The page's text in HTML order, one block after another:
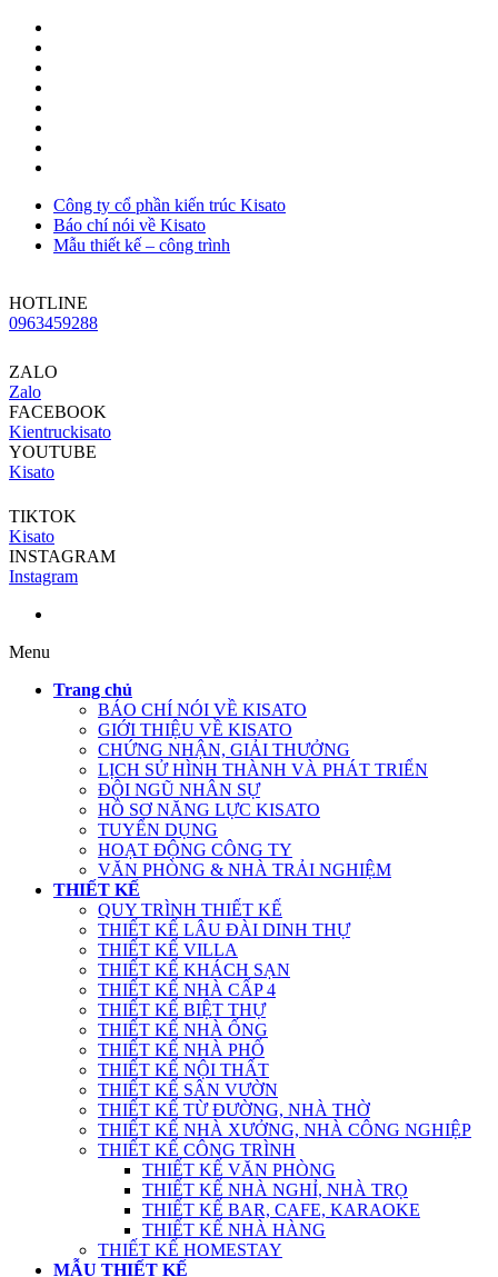
Công ty cổ phần kiến trúc Kisato
Báo chí nói về Kisato
Mẫu thiết kế – công trình
HOTLINE
0963459288
ZALO
Zalo
FACEBOOK
Kientruckisato
YOUTUBE
Kisato
TIKTOK
Kisato
INSTAGRAM
Instagram
Menu
Trang chủ
BÁO CHÍ NÓI VỀ KISATO
GIỚI THIỆU VỀ KISATO
CHỨNG NHẬN, GIẢI THƯỞNG
LỊCH SỬ HÌNH THÀNH VÀ PHÁT TRIỂN
ĐỘI NGŨ NHÂN SỰ
HỒ SƠ NĂNG LỰC KISATO
TUYỂN DỤNG
HOẠT ĐỘNG CÔNG TY
VĂN PHÒNG & NHÀ TRẢI NGHIỆM
THIẾT KẾ
QUY TRÌNH THIẾT KẾ
THIẾT KẾ LÂU ĐÀI DINH THỰ
THIẾT KẾ VILLA
THIẾT KẾ KHÁCH SẠN
THIẾT KẾ NHÀ CẤP 4
THIẾT KẾ BIỆT THỰ
THIẾT KẾ NHÀ ỐNG
THIẾT KẾ NHÀ PHỐ
THIẾT KẾ NỘI THẤT
THIẾT KẾ SÂN VƯỜN
THIẾT KẾ TỪ ĐƯỜNG, NHÀ THỜ
THIẾT KẾ NHÀ XƯỞNG, NHÀ CÔNG NGHIỆP
THIẾT KẾ CÔNG TRÌNH
THIẾT KẾ VĂN PHÒNG
THIẾT KẾ NHÀ NGHỈ, NHÀ TRỌ
THIẾT KẾ BAR, CAFE, KARAOKE
THIẾT KẾ NHÀ HÀNG
THIẾT KẾ HOMESTAY
MẪU THIẾT KẾ